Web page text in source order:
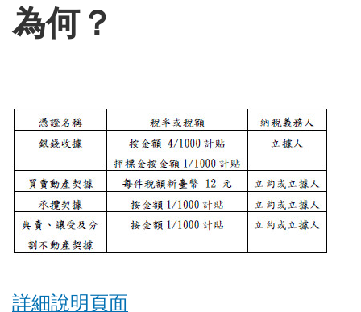
為何？
詳細說明頁面